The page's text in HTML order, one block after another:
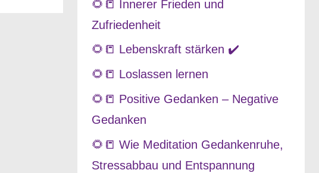
🌻📒 Innerer Frieden und
Zufriedenheit
🌻📒 Lebenskraft stärken ✔️
🌻📒 Loslassen lernen
🌻📒 Positive Gedanken – Negative
Gedanken
🌻📒 Wie Meditation Gedankenruhe,
Stressabbau und Entspannung